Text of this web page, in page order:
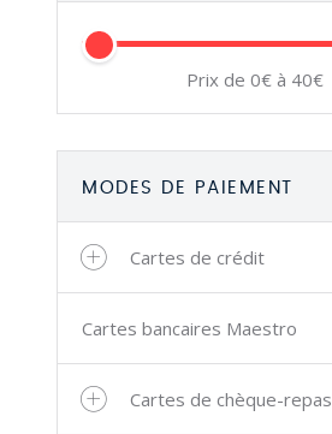
Prix de 0€ à 40€
MODES DE PAIEMENT
Cartes de crédit
Cartes bancaires Maestro
Cartes de chèque-repas